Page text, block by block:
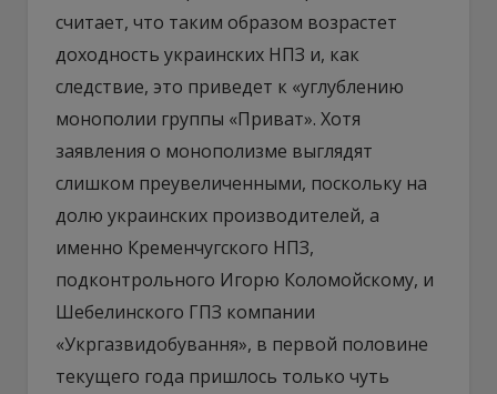
считает, что таким образом возрастет
доходность украинских НПЗ и, как
следствие, это приведет к «углублению
монополии группы «Приват». Хотя
заявления о монополизме выглядят
слишком преувеличенными, поскольку на
долю украинских производителей, а
именно Кременчугского НПЗ,
подконтрольного Игорю Коломойскому, и
Шебелинского ГПЗ компании
«Укргазвидобування», в первой половине
текущего года пришлось только чуть